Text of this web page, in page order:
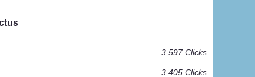
3 597 Clicks
3 405 Clicks